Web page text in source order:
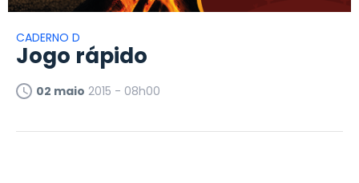
CADERNO D
Jogo rápido
02 maio 2015 - 08h00